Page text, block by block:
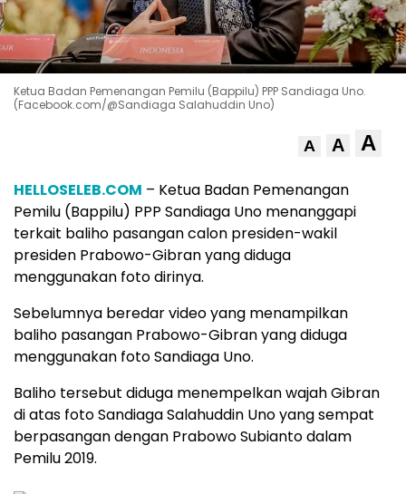
Ketua Badan Pemenangan Pemilu (Bappilu) PPP Sandiaga Uno.
(Facebook.com/@Sandiaga Salahuddin Uno)
A A A
HELLOSELEB.COM – Ketua Badan Pemenangan
Pemilu (Bappilu) PPP Sandiaga Uno menanggapi
terkait baliho pasangan calon presiden-wakil
presiden Prabowo-Gibran yang diduga
menggunakan foto dirinya.
Sebelumnya beredar video yang menampilkan
baliho pasangan Prabowo-Gibran yang diduga
menggunakan foto Sandiaga Uno.
Baliho tersebut diduga menempelkan wajah Gibran
di atas foto Sandiaga Salahuddin Uno yang sempat
berpasangan dengan Prabowo Subianto dalam
Pemilu 2019.